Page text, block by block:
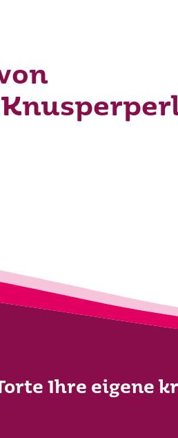
Ihre eigene